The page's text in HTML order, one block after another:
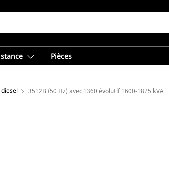
Pièces
3512B (50 Hz) avec 1360 évolutif 1600-1875 kVA